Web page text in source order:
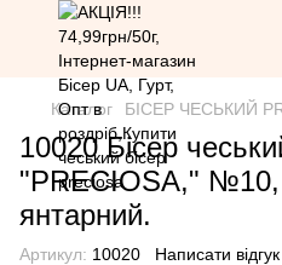
Каталог БІСЕР ЧЕСЬКИЙ
10020 Бісер
"PRECIOSA," №10,
янтарний.
Артикул: 10020 Написати відгук